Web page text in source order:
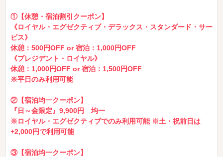
①【休憩・宿泊割引クーポン】
《ロイヤル・エグゼクティブ・デラックス・スタンダード・サー
ビス》
休憩：500円OFF or 宿泊：1,000円OFF
《プレジデント・ロイヤル》
休憩：1,000円OFF or 宿泊：1,500円OFF
※平日のみ利用可能
②【宿泊均一クーポン】
『日～金限定』9,900円 均一
※ロイヤル・エグゼクティブでのみ利用可能 ※土・祝前日は
+2,000円で利用可能
③【宿泊均一クーポン】